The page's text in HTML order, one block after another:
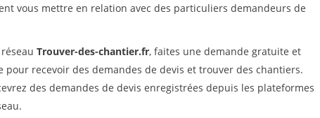
vous mettre en relation avec des particuliers demandeurs de
Trouver-des-chantier.fr, faites une demande gratuite et
recevoir des demandes de devis et trouver des chantiers.
des demandes de devis enregistrées depuis les plateformes